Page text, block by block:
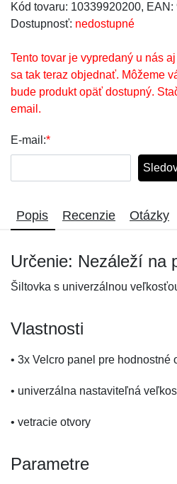
Kód tovaru: 10339920200,
Dostupnosť: nedostupné
Tento tovar je vypredaný u nás
sa tak teraz objednať. Môžeme
bude produkt opäť dostupný.
email.
E-mail:*
Popis Recenzie Otázky
Určenie: Nezáleží na
Šiltovka s univerzálnou
Vlastnosti
• 3x Velcro panel pre hodnostné
• univerzálna nastaviteľná
• vetracie otvory
Parametre